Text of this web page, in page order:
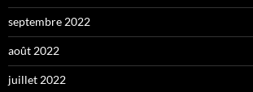
septembre 2022
août 2022
juillet 2022